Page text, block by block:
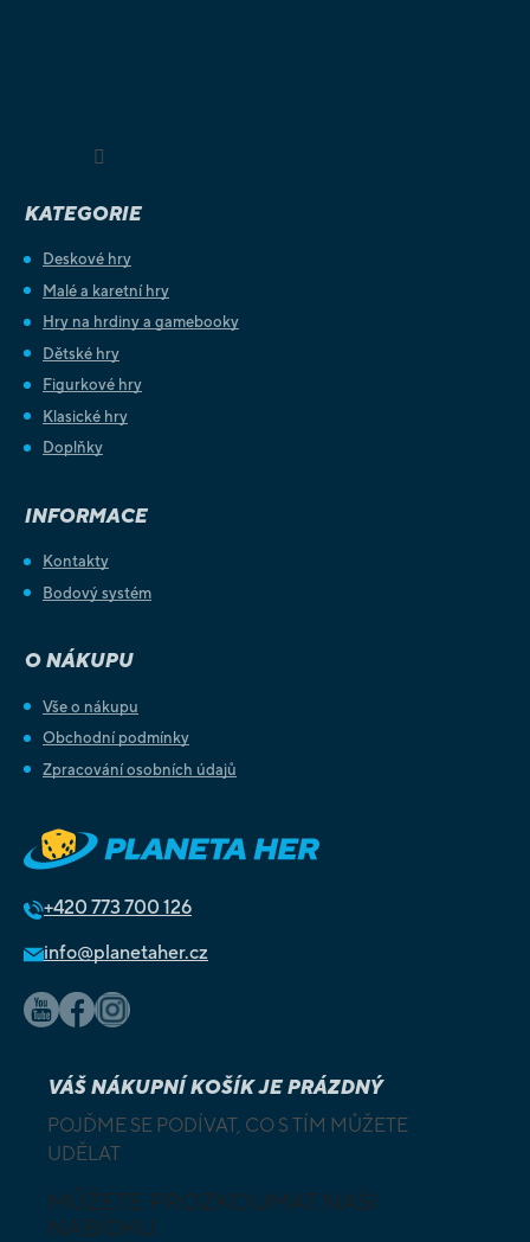
KATEGORIE
Deskové hry
Malé a karetní hry
Hry na hrdiny a gamebooky
Dětské hry
Figurkové hry
Klasické hry
Doplňky
INFORMACE
Kontakty
Bodový systém
O NÁKUPU
Vše o nákupu
Obchodní podmínky
Zpracování osobních údajů
+420 773 700 126
info@planetaher.cz
VÁŠ NÁKUPNÍ KOŠÍK JE PRÁZDNÝ
POJĎME SE PODÍVAT, CO S TÍM MŮŽETE
UDĚLAT
MŮŽETE PROZKOUMAT NAŠI
NABÍDKU